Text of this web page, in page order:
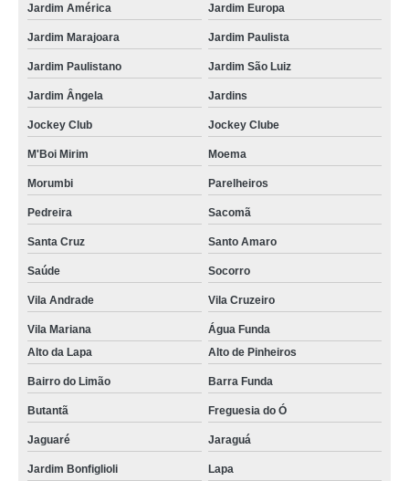
kit energia solar residencial valor Vila Cruzeiro
energia solar residencial Itaim Paulista
painel de energia solar Vila Carrão
empresa de energia solar para casa Santa Efigênia
empresa de kit energia solar fotovoltaica Itapevi
kit energia solar fotovoltaica valor Parelheiros
painel de energia solar Ferraz de Vasconcelos
kit de energia solar valor Cidade Ademar
onde encontro painel de energia solar Caraguatatuba
onde encontro energia solar residencial Vila Andrade
placa energia solar valor Santana de Parnaíba
empresa de energia solar para residencia Liberdade
Jardim América Jardim Europa
Jardim Marajoara Jardim Paulista
Jardim Paulistano Jardim São Luiz
Jardim Ângela Jardins
Jockey Club Jockey Clube
M'Boi Mirim Moema
Morumbi Parelheiros
Pedreira Sacomã
Santa Cruz Santo Amaro
Saúde Socorro
Vila Andrade Vila Cruzeiro
Vila Mariana
Água Funda
Alto da Lapa
Alto de Pinheiros
Bairro do Limão Barra Funda
Butantã Freguesia do Ó
Jaguaré Jaraguá
Jardim Bonfiglioli Lapa